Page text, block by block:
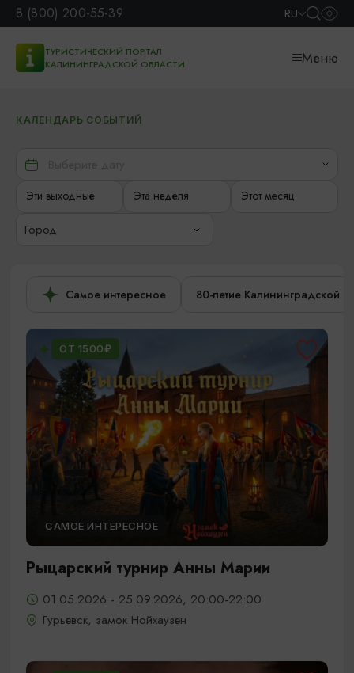
8 (800) 200-55-39 RU
ТУРИСТИЧЕСКИЙ ПОРТАЛ
КАЛИНИНГРАДСКОЙ ОБЛАСТИ
Меню
КАЛЕНДАРЬ СОБЫТИЙ
Эти выходные Эта неделя Этот месяц
Город
Самое интересное 80-летие Калининградской
ОТ 1500₽
САМОЕ ИНТЕРЕСНОЕ
Рыцарский турнир Анны Марии
01.05.2026 - 25.09.2026, 20:00-22:00
Гурьевск, замок Нойхаузен